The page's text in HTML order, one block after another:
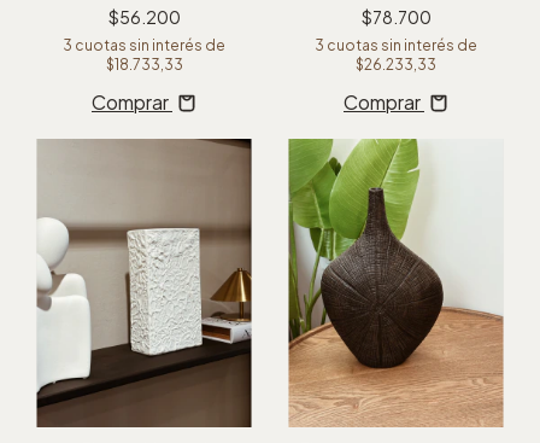
$56.200
3 cuotas sin interés de
$18.733,33
Comprar
$78.700
3 cuotas sin interés de
$26.233,33
Comprar